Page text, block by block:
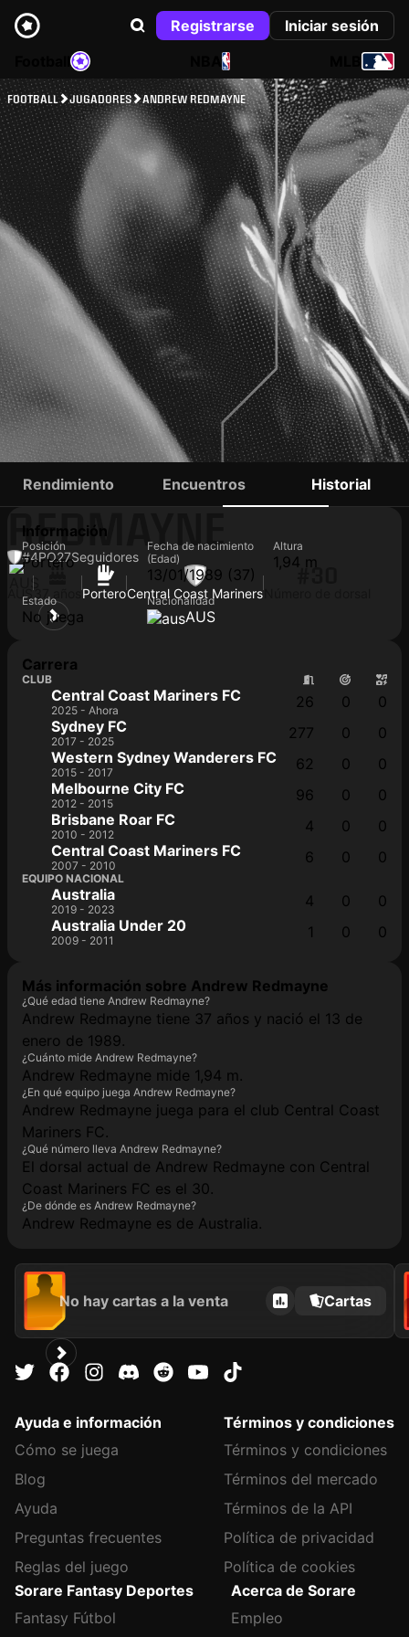
Registrarse
Iniciar sesión
NBA
FOOTBALL JUGADORES ANDREW REDMAYNE
ANDREW
REDMAYNE
#4PO27Seguidores
AUS 37 años PorteroCentral Coast Mariners
#30
Rendimiento Encuentros Historial
Información
Posición
Portero
Fecha de nacimiento
(Edad)
13/01/1989 (37)
Altura
1,94 m
Estado
No juega
Nacionalidad
AUS
Carrera
CLUB
Central Coast Mariners FC
2025 - Ahora 26 0
0
Sydney FC
2017 - 2025 277 0
0
Western Sydney Wanderers FC
2015 - 2017 62 0
0
Melbourne City FC
2012 - 2015 96 0
0
Brisbane Roar FC
2010 - 2012 4 0
0
Central Coast Mariners FC
2007 - 2010 6 0 0
EQUIPO NACIONAL
Australia
2019 - 2023 4 0
0
Australia Under 20
2009 - 2011 1 0 0
Más información sobre Andrew Redmayne
¿Qué edad tiene Andrew Redmayne?
Andrew Redmayne tiene 37 años y nació el 13 de
enero de 1989.
¿Cuánto mide Andrew Redmayne?
Andrew Redmayne mide 1,94 m.
¿En qué equipo juega Andrew Redmayne?
Andrew Redmayne juega para el club Central Coast
Mariners FC.
¿Qué número lleva Andrew Redmayne?
El dorsal actual de Andrew Redmayne con Central
Coast Mariners FC es el 30.
¿De dónde es Andrew Redmayne?
Andrew Redmayne es de Australia.
No hay cartas a la venta Cartas
Ayuda e información
Cómo se juega
Blog
Ayuda
Preguntas frecuentes
Reglas del juego
Términos y condiciones
Términos y condiciones
Términos del mercado
Términos de la API
Política de privacidad
Política de cookies
Sorare Fantasy Deportes
Fantasy Fútbol
Acerca de Sorare
Empleo